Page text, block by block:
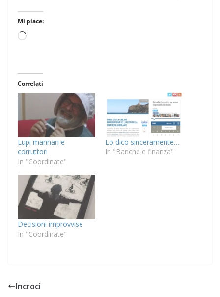
Mi piace:
Caricamento
Correlati
Lupi mannari e
corruttori
In "Coordinate"
Lo dico sinceramente…
In "Banche e finanza"
Decisioni improvvise
In "Coordinate"
Incroci